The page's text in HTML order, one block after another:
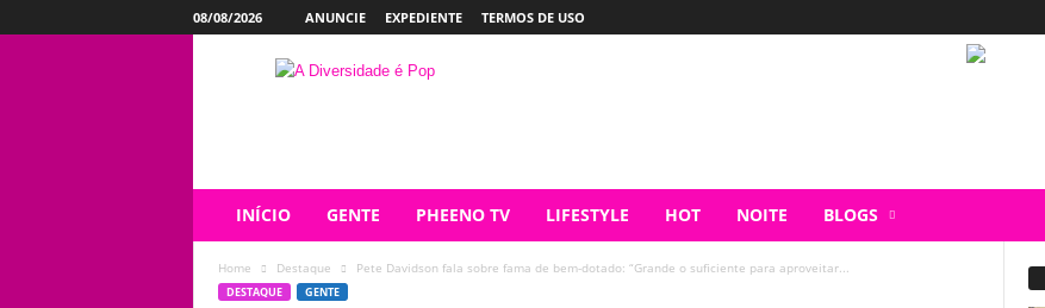
08/08/2026 ANUNCIE EXPEDIENTE TERMOS DE USO
INÍCIO GENTE PHEENO TV LIFESTYLE HOT NOITE BLOGS
Home Destaque Pete Davidson fala sobre fama de bem-dotado: “Grande o suficiente para aproveitar...
DESTAQUE GENTE